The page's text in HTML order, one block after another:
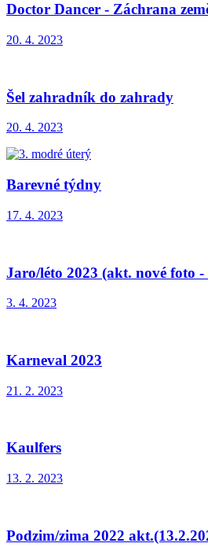
Doctor Dancer - Záchrana
20. 4. 2023
Šel zahradník do zahrady
20. 4. 2023
Barevné týdny
17. 4. 2023
Jaro/léto 2023 (akt. nové foto -
3. 4. 2023
Karneval 2023
21. 2. 2023
Kaulfers
13. 2. 2023
Podzim/zima 2022